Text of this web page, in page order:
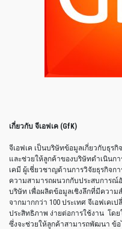
เกี่ยวกับ จีเอฟเค (GfK)
จีเอฟเค เป็นบริษัทข้อมูลเกี่ยวกับธุร
และช่วยให้ลูกค้าของบริษัทดำเนินก
เคมี ผู้เชี่ยวชาญด้านการวิจัยธุรกิจก
ความสามารถผนวกกับประสบการ
บริษัท เพื่อผลิตข้อมูลเชิงลึกที่มีควา
จากมากกว่า 100 ประเทศ จีเอฟเค
ประสิทธิภาพ ง่ายต่อการใช้งาน โด
ซึ่งจะช่วยให้ลูกค้าสามารถพัฒนา ข้อ